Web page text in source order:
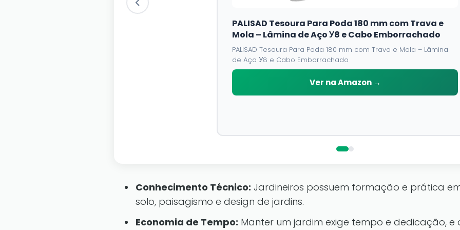
PALISAD Tesoura Para Poda 180 mm com Trava e
Mola – Lâmina de Aço У8 e Cabo Emborrachado
PALISAD Tesoura Para Poda 180 mm com Trava e Mola – Lâmina
de Aço У8 e Cabo Emborrachado
Ver na Amazon →
Conhecimento Técnico: Jardineiros possuem formação e prática
solo, paisagismo e design de jardins.
Economia de Tempo: Manter um jardim exige tempo e dedicação,